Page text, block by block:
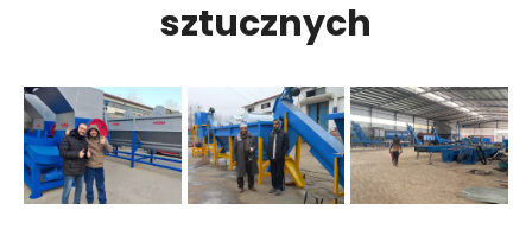
sztucznych